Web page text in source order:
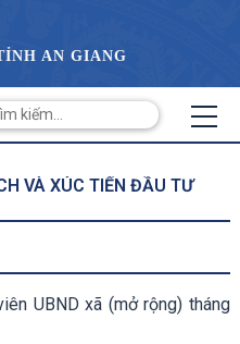
AN GIANG
VÀ XÚC TIẾN ĐẦU TƯ
UBND xã (mở rộng) tháng